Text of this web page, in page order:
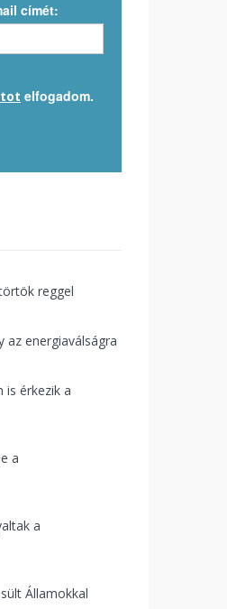
címét:
elfogadom.
reggel
az energiaválságra
is érkezik a
a
a
Államokkal